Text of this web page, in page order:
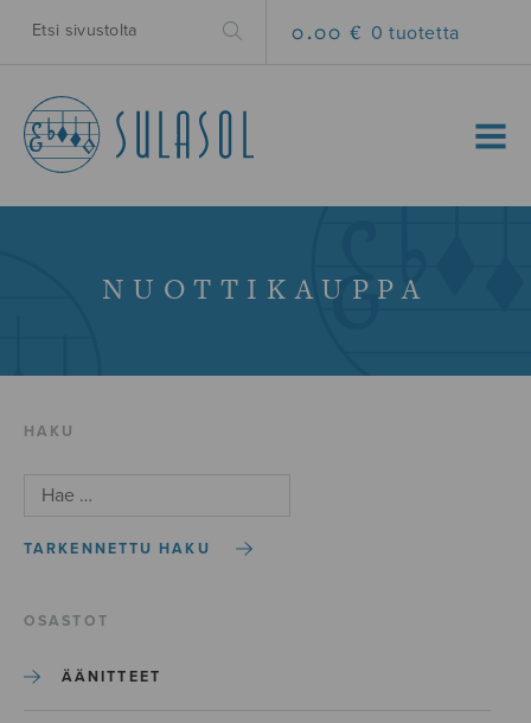
0.00 € 0 tuotetta
MENU
NUOTTIKAUPPA
HAKU
TARKENNETTU HAKU
OSASTOT
ÄÄNITTEET